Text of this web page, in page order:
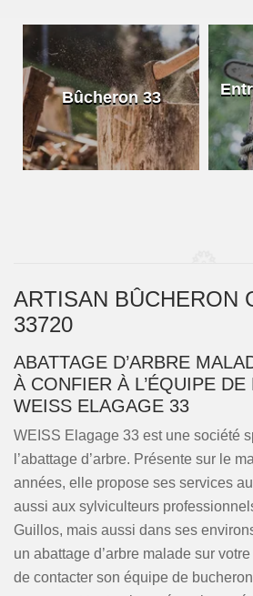
Bûcheron 33
ARTISAN BÛCHERON
33720
ABATTAGE D’ARBRE
À CONFIER À L’ÉQUIPE
WEISS ELAGAGE 33
WEISS Elagage 33 est une société
l’abattage d’arbre. Présente sur le
années, elle propose ses services
aussi aux sylviculteurs
Guillos, mais aussi dans ses
un abattage d’arbre malade sur
de contacter son équipe de